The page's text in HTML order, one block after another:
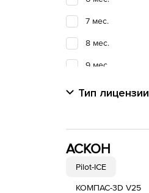
7 мес.
8 мес.
9 мес.
12 мес.
24 мес.
Тип лицензии
АСКОН
Pilot-ICE
КОМПАС-3D V25